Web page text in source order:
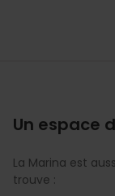
Un espace
La Marina est
trouve :